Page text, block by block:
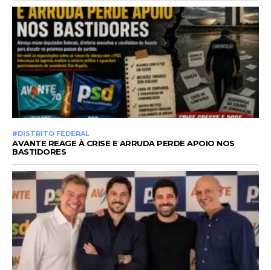
#DISTRITO FEDERAL
AVANTE REAGE À CRISE E ARRUDA PERDE APOIO NOS
BASTIDORES